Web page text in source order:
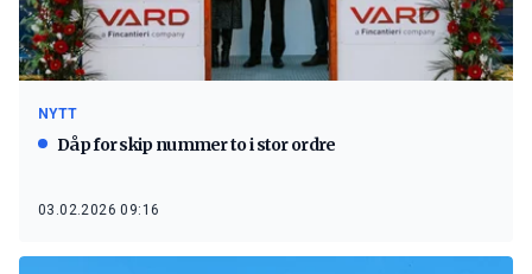
NYTT
Dåp for skip nummer to i stor ordre
03.02.2026 09:16